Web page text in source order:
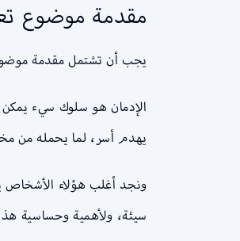
مقدمة موضوع
يجب أن تشتمل مقدمة
الإدمان هو سلوك سيء يمكن
يهدم أسر، لما يحمله من
ونجد أغلب هؤلاء الأشخاص
سيئة، ولأهمية وحساسية